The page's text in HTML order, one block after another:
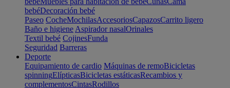
bebéDecoración bebé
Paseo CocheMochilasAccesoriosCapazosCarrito ligero
Baño e higiene Aspirador nasalOrinales
Textil bebé CojinesFunda
Seguridad Barreras
Deporte
Equipamiento de cardio Máquinas de remoBicicletas
spinningElípticasBicicletas estáticasRecambios y
complementosCintasRodillos